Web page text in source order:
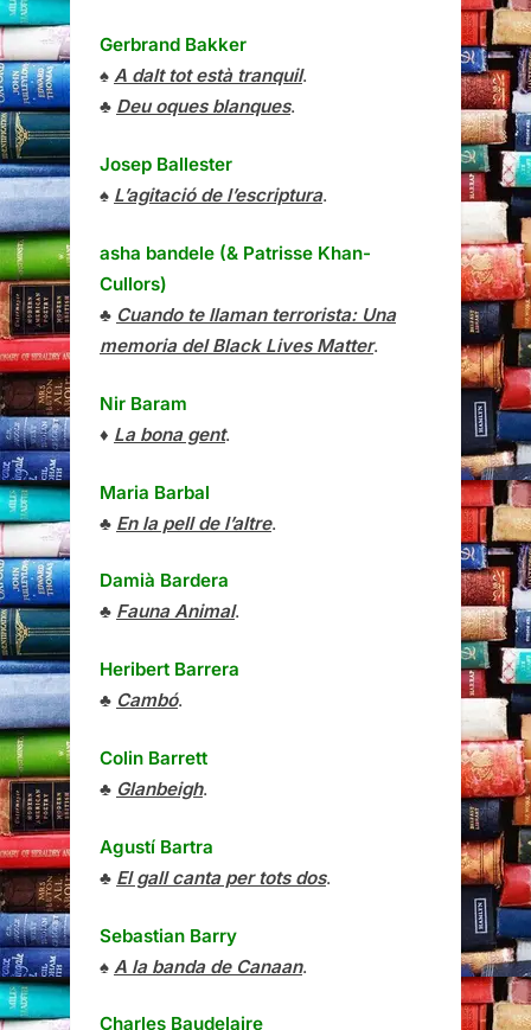
Gerbrand Bakker
♠ A dalt tot està tranquil.
♣ Deu oques blanques.
Josep Ballester
♠ L’agitació de l’escriptura.
asha bandele (& Patrisse Khan-
Cullors)
♣ Cuando te llaman terrorista: Una
memoria del Black Lives Matter.
Nir Baram
♦ La bona gent.
Maria Barbal
♣ En la pell de l’altre.
Damià Bardera
♣ Fauna Animal.
Heribert Barrera
♣ Cambó.
Colin Barrett
♣ Glanbeigh.
Agustí Bartra
♣ El gall canta per tots dos.
Sebastian Barry
♠ A la banda de Canaan.
Charles Baudelaire